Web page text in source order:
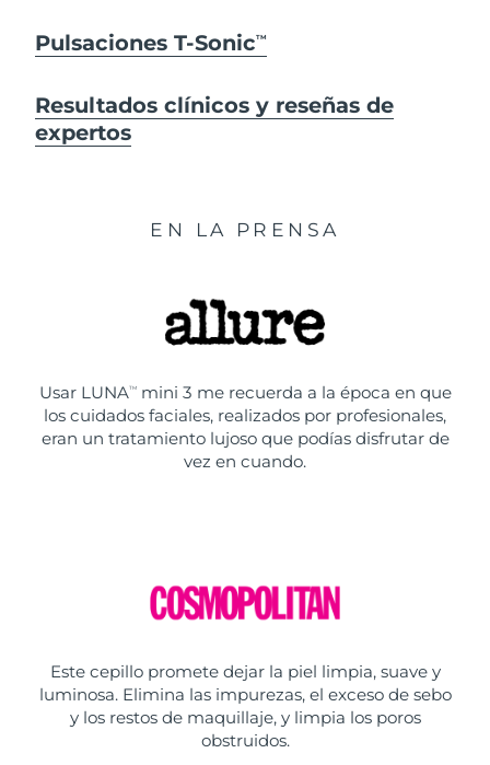
Pulsaciones T-SonicTM
Resultados clínicos y reseñas de
expertos
EN LA PRENSA
Usar LUNATMmini 3 me recuerda a la época en que
los cuidados faciales, realizados por profesionales,
eran un tratamiento lujoso que podías disfrutar de
vez en cuando.
Este cepillo promete dejar la piel limpia, suave y
luminosa. Elimina las impurezas, el exceso de sebo
y los restos de maquillaje, y limpia los poros
obstruidos.